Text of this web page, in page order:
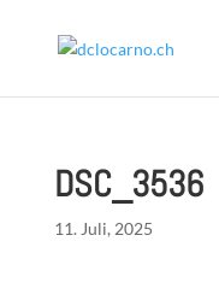
DSC_3536
11. Juli, 2025